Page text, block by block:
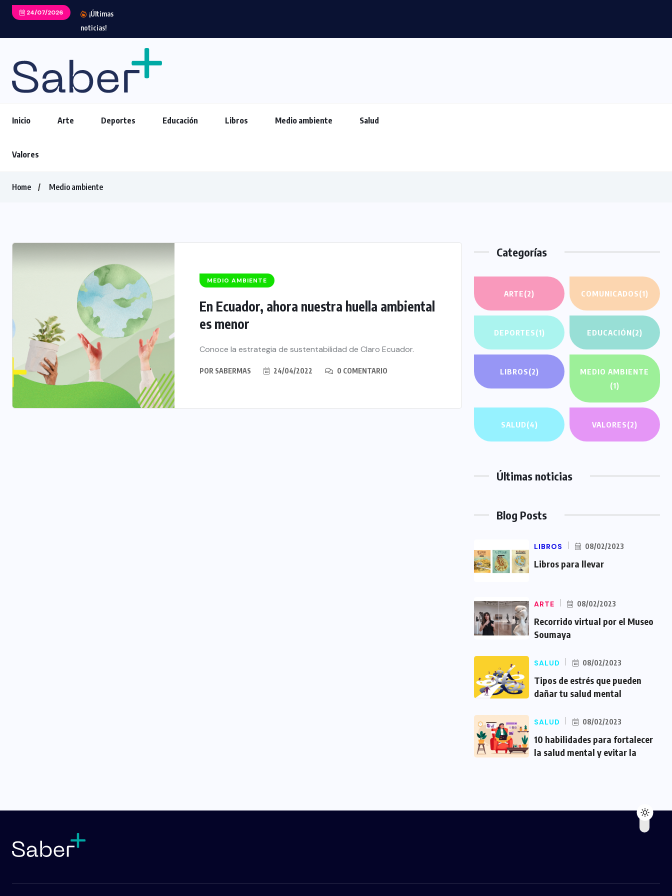
24/07/2026
¡Últimas
noticias!
Inicio Arte Deportes Educación Libros Medio ambiente Salud
Valores
Home Medio ambiente
MEDIO AMBIENTE
En Ecuador, ahora nuestra huella ambiental
es menor
Conoce la estrategia de sustentabilidad de Claro Ecuador.
POR SABERMAS 24/04/2022 0 COMENTARIO
Categorías
ARTE(2) COMUNICADOS(1)
DEPORTES(1) EDUCACIÓN(2)
LIBROS(2)
MEDIO AMBIENTE
(1)
SALUD(4) VALORES(2)
Últimas noticias
Blog Posts
LIBROS 08/02/2023
Libros para llevar
ARTE 08/02/2023
Recorrido virtual por el Museo
Soumaya
SALUD 08/02/2023
Tipos de estrés que pueden
dañar tu salud mental
SALUD 08/02/2023
10 habilidades para fortalecer
la salud mental y evitar la